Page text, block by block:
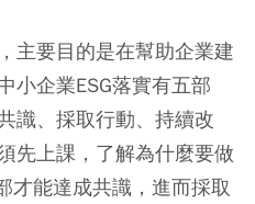
主要目的是在幫助企業建
小企業ESG落實有五部
識、採取行動、持續改
先上課，了解為什麼要做
才能達成共識，進而採取